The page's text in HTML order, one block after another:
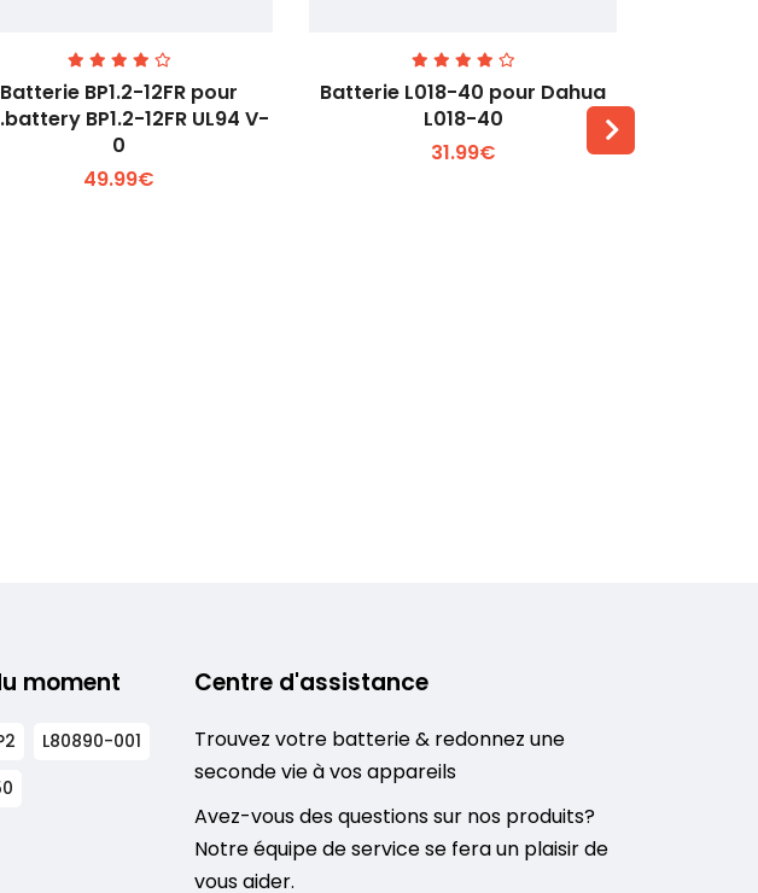
Voir plus +
Batterie BP1.2-12FR pour
BP1.2-12FR UL94 V-
0
49.99€
Voir plus +
Batterie L018-40 pour Dahua
L018-40
31.99€
moment
L80890-001
Centre d'assistance
Trouvez votre batterie & redonnez une
seconde vie à vos appareils
Avez-vous des questions sur nos produits?
Notre équipe de service se fera un plaisir de
vous aider.